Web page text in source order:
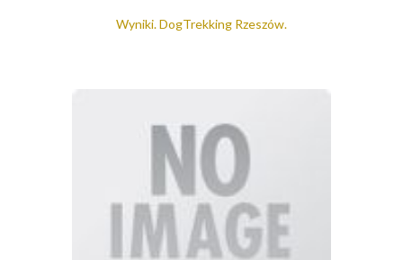
Wyniki. DogTrekking Rzeszów.